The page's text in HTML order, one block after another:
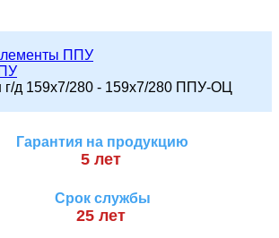
ППУ
г/д 159х7/280 - 159х7/280 ППУ-ОЦ
Гарантия на продукцию
5 лет
Срок службы
25 лет